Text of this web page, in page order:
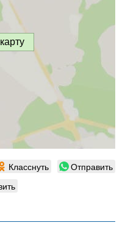
Класснуть
Отправить